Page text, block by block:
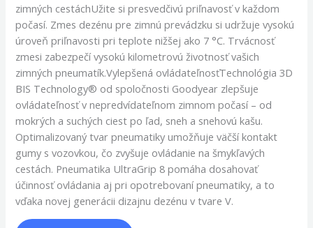
zimných cestáchUžite si presvedčivú priľnavosť v každom
počasí. Zmes dezénu pre zimnú prevádzku si udržuje vysokú
úroveň priľnavosti pri teplote nižšej ako 7 °C. Trvácnosť
zmesi zabezpečí vysokú kilometrovú životnosť vašich
zimných pneumatík.Vylepšená ovládateľnosťTechnológia 3D
BIS Technology® od spoločnosti Goodyear zlepšuje
ovládateľnosť v nepredvídateľnom zimnom počasí – od
mokrých a suchých ciest po ľad, sneh a snehovú kašu.
Optimalizovaný tvar pneumatiky umožňuje väčší kontakt
gumy s vozovkou, čo zvyšuje ovládanie na šmykľavých
cestách. Pneumatika UltraGrip 8 pomáha dosahovať
účinnosť ovládania aj pri opotrebovaní pneumatiky, a to
vďaka novej generácii dizajnu dezénu v tvare V.